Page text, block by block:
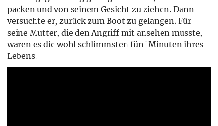
packen und von seinem Gesicht zu ziehen. Dann
versuchte er, zurück zum Boot zu gelangen. Für
seine Mutter, die den Angriff mit ansehen musste,
waren es die wohl schlimmsten fünf Minuten ihres
Lebens.